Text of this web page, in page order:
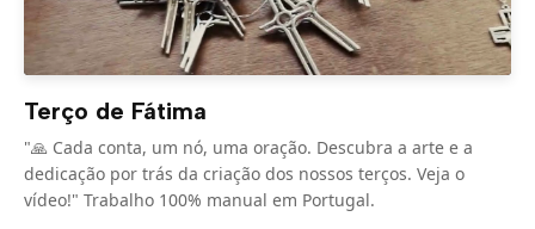
Terço de Fátima
"🙏 Cada conta, um nó, uma oração. Descubra a arte e a
dedicação por trás da criação dos nossos terços. Veja o
vídeo!" Trabalho 100% manual em Portugal.